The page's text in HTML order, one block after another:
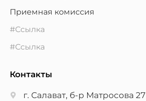
Приемная комиссия
#Ссылка
#Ссылка
Контакты
г. Салават, б-р Матросова 27